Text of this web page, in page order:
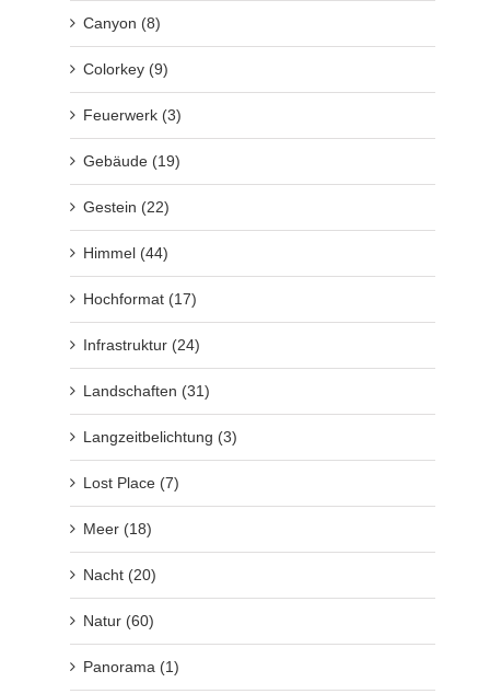
Canyon (8)
Colorkey (9)
Feuerwerk (3)
Gebäude (19)
Gestein (22)
Himmel (44)
Hochformat (17)
Infrastruktur (24)
Landschaften (31)
Langzeitbelichtung (3)
Lost Place (7)
Meer (18)
Nacht (20)
Natur (60)
Panorama (1)